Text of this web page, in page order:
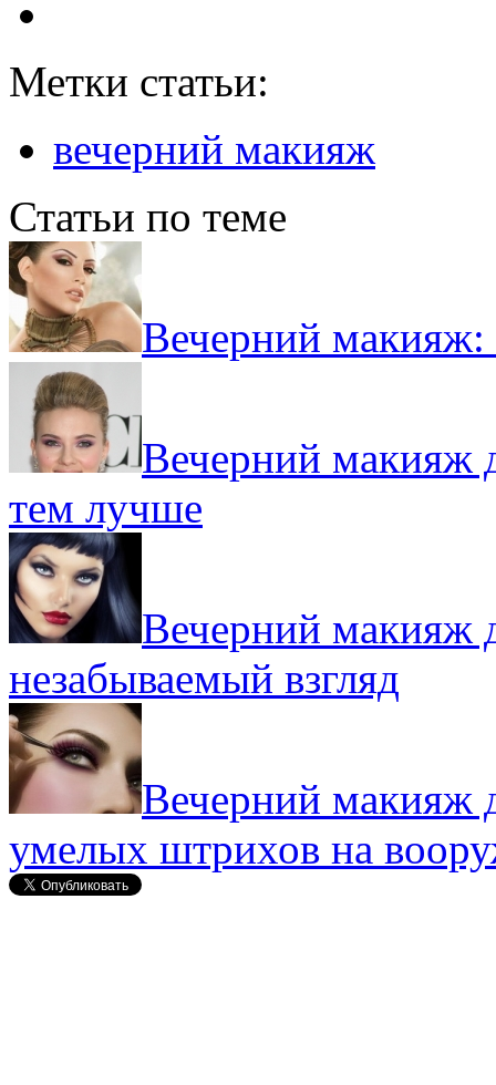
Метки статьи:
вечерний макияж
Статьи по теме
Вечерний макияж:
Вечерний макияж
тем лучше
Вечерний макияж
незабываемый взгляд
Вечерний макияж
умелых штрихов на